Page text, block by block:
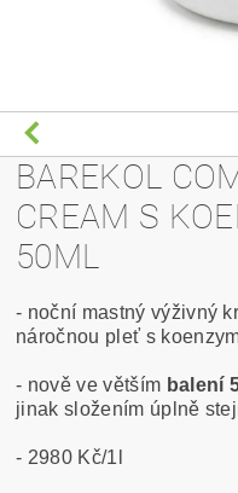
BAREKOL
CREAM S
50ML
- noční mastný výživný
náročnou pleť s
- nově ve větším balení
jinak složením úplně
- 2980 Kč/1l